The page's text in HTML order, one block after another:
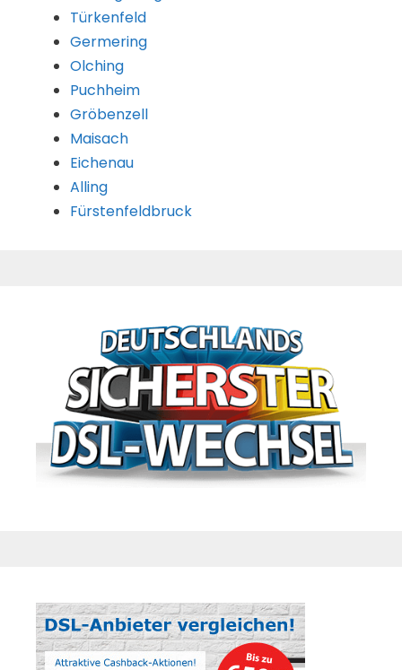
Türkenfeld
Germering
Olching
Puchheim
Gröbenzell
Maisach
Eichenau
Alling
Fürstenfeldbruck